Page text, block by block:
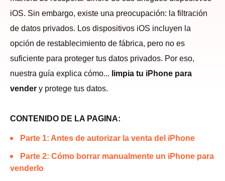
iOS. Sin embargo, existe una preocupación: la filtración
de datos privados. Los dispositivos iOS incluyen la
opción de restablecimiento de fábrica, pero no es
suficiente para proteger tus datos privados. Por eso,
nuestra guía explica cómo... limpia tu iPhone para
vender y protege tus datos.
CONTENIDO DE LA PAGINA:
Parte 1: Antes de autorizar la venta del iPhone
Parte 2: Cómo borrar manualmente un iPhone para
venderlo